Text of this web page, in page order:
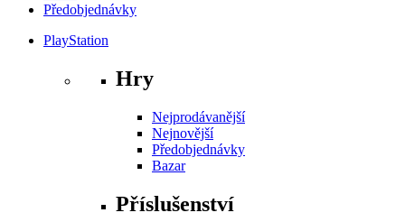
Předobjednávky
PlayStation
Hry
Nejprodávanější
Nejnovější
Předobjednávky
Bazar
Příslušenství